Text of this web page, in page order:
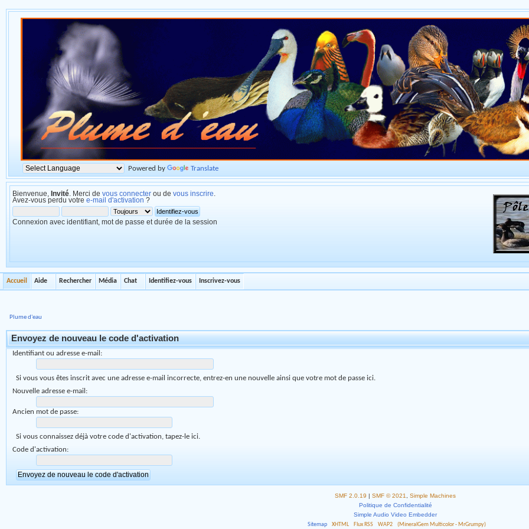
Powered by Translate
Bienvenue, Invité . Merci de vous connecter ou de vous inscrire
Avez-vous perdu votre e-mail d'activation ?
Connexion avec identifiant, mot de passe et durée de la session
Accueil Aide Rechercher Média Chat Identifiez-vous Inscrivez-vous
Plume d'eau
Envoyez de nouveau le code d'activation
Identifiant ou adresse e-mail:
Si vous vous êtes inscrit avec une adresse e-mail incorrecte, entrez-en une nouvelle ainsi que votre mot de passe ici.
Nouvelle adresse e-mail:
Ancien mot de passe:
Si vous connaissez déjà votre code d'activation, tapez-le ici.
Code d'activation:
SMF 2.0.19 | SMF © 2021
Simple Machines
Politique de Confidentialité
Simple Audio Video Embedder
Sitemap
XHTML Flux RSS WAP2 (MineralGem Multicolor - MrGrumpy)